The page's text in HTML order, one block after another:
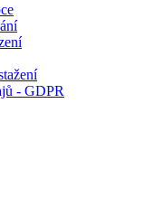
- GDPR